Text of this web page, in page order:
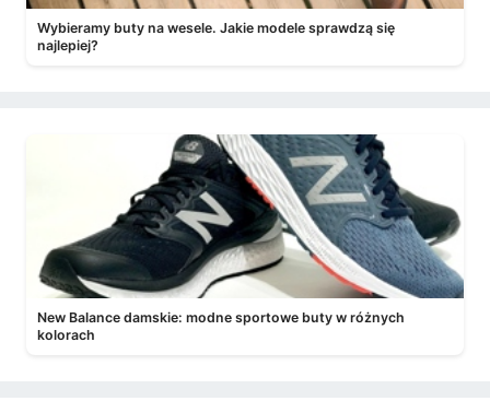
Wybieramy buty na wesele. Jakie modele sprawdzą się
najlepiej?
New Balance damskie: modne sportowe buty w różnych
kolorach